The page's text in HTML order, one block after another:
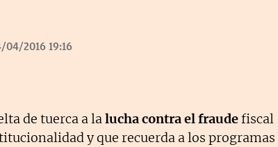
04/2016 19:16
de tuerca a lalucha contra el fraudefiscal
y que recuerda a los programas